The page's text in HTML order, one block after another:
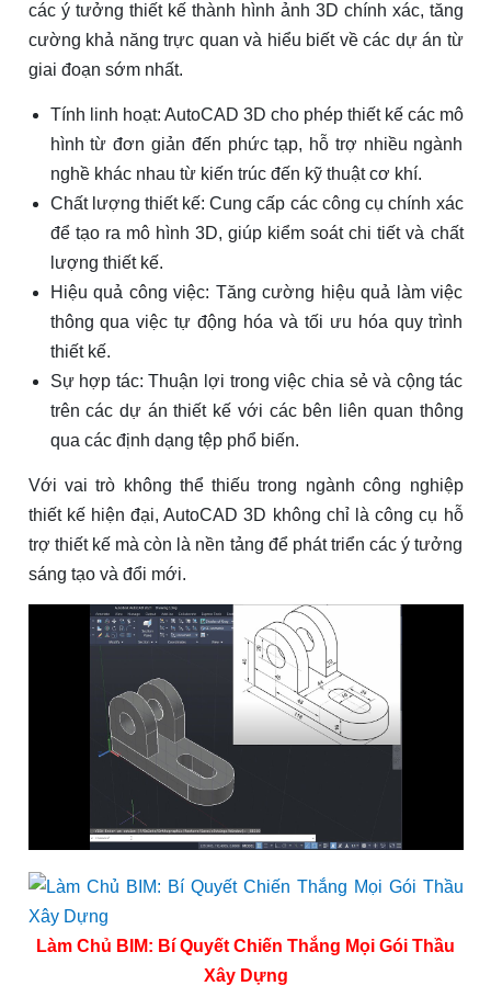
các ý tưởng thiết kế thành hình ảnh 3D chính xác, tăng
cường khả năng trực quan và hiểu biết về các dự án từ
giai đoạn sớm nhất.
Tính linh hoạt: AutoCAD 3D cho phép thiết kế các mô
hình từ đơn giản đến phức tạp, hỗ trợ nhiều ngành
nghề khác nhau từ kiến trúc đến kỹ thuật cơ khí.
Chất lượng thiết kế: Cung cấp các công cụ chính xác
để tạo ra mô hình 3D, giúp kiểm soát chi tiết và chất
lượng thiết kế.
Hiệu quả công việc: Tăng cường hiệu quả làm việc
thông qua việc tự động hóa và tối ưu hóa quy trình
thiết kế.
Sự hợp tác: Thuận lợi trong việc chia sẻ và cộng tác
trên các dự án thiết kế với các bên liên quan thông
qua các định dạng tệp phổ biến.
Với vai trò không thể thiếu trong ngành công nghiệp
thiết kế hiện đại, AutoCAD 3D không chỉ là công cụ hỗ
trợ thiết kế mà còn là nền tảng để phát triển các ý tưởng
sáng tạo và đổi mới.
Làm Chủ BIM: Bí Quyết Chiến Thắng Mọi Gói Thầu
Xây Dựng